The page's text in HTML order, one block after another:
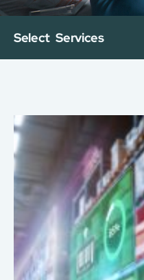
联络我们
服务申请
工厂服务预约
Select Services